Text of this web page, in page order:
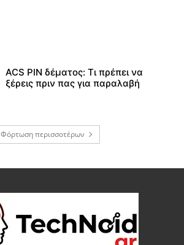
ACS PIN δέματος: Τι πρέπει να
ξέρεις πριν πας για παραλαβή
Φόρτωση περισσοτέρων